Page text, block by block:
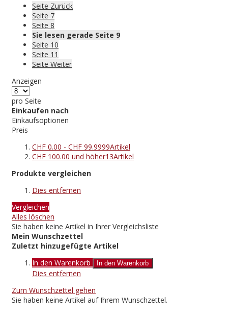
Seite Zurück
Seite 7
Seite 8
Sie lesen gerade Seite 9
Seite 10
Seite 11
Seite Weiter
Anzeigen
pro Seite
Einkaufen nach
Einkaufsoptionen
Preis
CHF 0.00 - CHF 99.9999Artikel
CHF 100.00 und höher13Artikel
Produkte vergleichen
Dies entfernen
Vergleichen
Alles löschen
Sie haben keine Artikel in Ihrer Vergleichsliste
Mein Wunschzettel
Zuletzt hinzugefügte Artikel
In den Warenkorb
In den Warenkorb
Dies entfernen
Zum Wunschzettel gehen
Sie haben keine Artikel auf Ihrem Wunschzettel.